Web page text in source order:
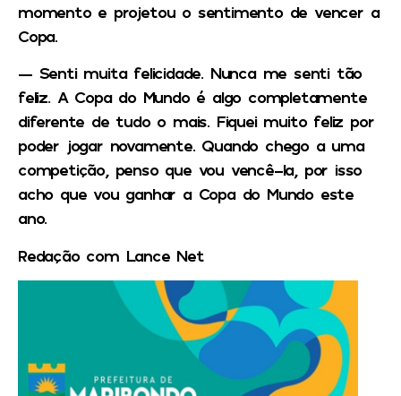
momento e projetou o sentimento de vencer a
Copa.
— Senti muita felicidade. Nunca me senti tão
feliz. A Copa do Mundo é algo completamente
diferente de tudo o mais. Fiquei muito feliz por
poder jogar novamente. Quando chego a uma
competição, penso que vou vencê-la, por isso
acho que vou ganhar a Copa do Mundo este
ano.
Redação com Lance Net